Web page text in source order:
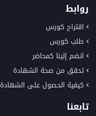
روابط
اقتراح كورس
طلب كورس
انضم إلينا كمحاضر
تحقق من صحة الشهادة
كيفية الحصول على الشهادة
تابعنا